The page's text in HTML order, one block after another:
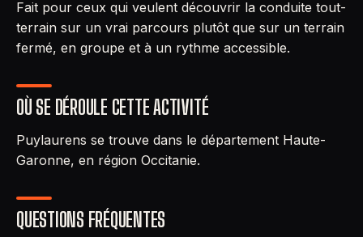
Fait pour ceux qui veulent découvrir la conduite tout-
terrain sur un vrai parcours plutôt que sur un terrain
fermé, en groupe et à un rythme accessible.
OÙ SE DÉROULE CETTE ACTIVITÉ
Puylaurens se trouve dans le département Haute-
Garonne, en région Occitanie.
QUESTIONS FRÉQUENTES